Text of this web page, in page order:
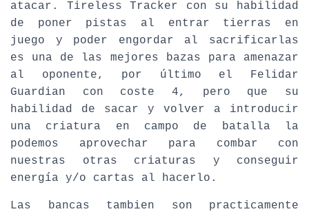
atacar. Tireless Tracker con su habilidad
de poner pistas al entrar tierras en
juego y poder engordar al sacrificarlas
es una de las mejores bazas para amenazar
al oponente, por último el Felidar
Guardian con coste 4, pero que su
habilidad de sacar y volver a introducir
una criatura en campo de batalla la
podemos aprovechar para combar con
nuestras otras criaturas y conseguir
energía y/o cartas al hacerlo.
Las bancas tambien son practicamente